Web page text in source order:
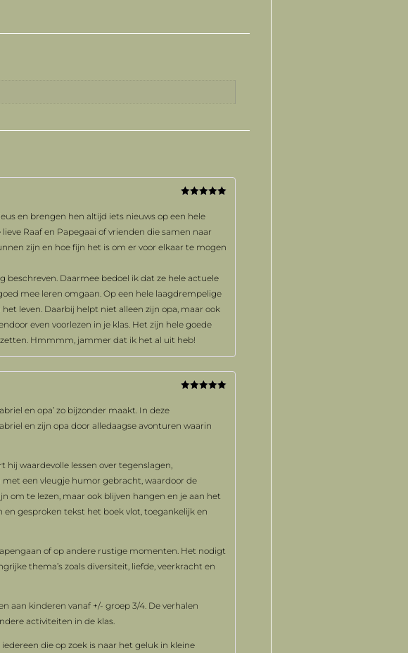
uit 5
en brengen hen altijd iets nieuws op een hele
Raaf en Papegaai of vrienden die samen naar
zijn en hoe fijn het is om er voor elkaar te mogen
beschreven. Daarmee bedoel ik dat ze hele actuele
mee leren omgaan. Op een hele laagdrempelige
leven. Daarbij helpt niet alleen zijn opa, maar ook
even voorlezen in je klas. Het zijn hele goede
Hmmmm, jammer dat ik het al uit heb!
en opa’ zo bijzonder maakt. In deze
en zijn opa door alledaagse avonturen waarin
hij waardevolle lessen over tegenslagen,
met een vleugje humor gebracht, waardoor de
om te lezen, maar ook blijven hangen en je aan het
gesproken tekst het boek vlot, toegankelijk en
of op andere rustige momenten. Het nodigt
thema’s zoals diversiteit, liefde, veerkracht en
aan kinderen vanaf +/- groep 3/4. De verhalen
activiteiten in de klas.
die op zoek is naar het geluk in kleine